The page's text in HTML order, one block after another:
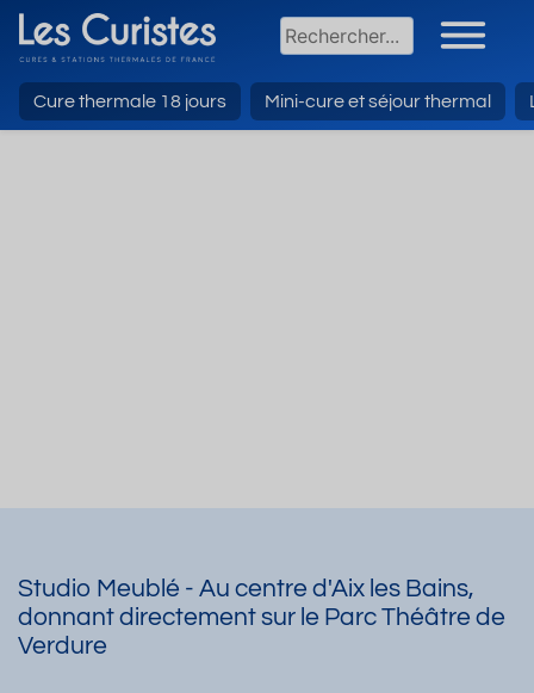
Cure thermale 18 jours Mini-cure et séjour thermal
Studio Meublé - Au centre d'Aix les Bains,
donnant directement sur le Parc Théâtre de
Verdure